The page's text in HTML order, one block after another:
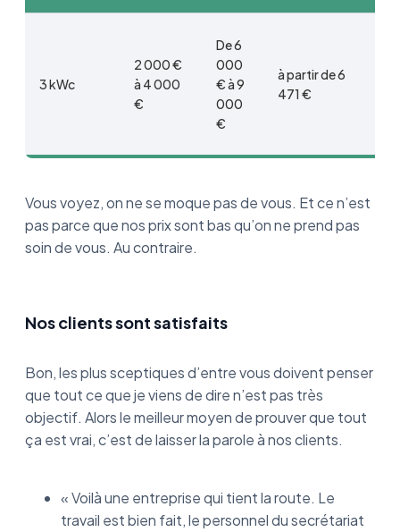
3 kWc
2 000 €
à 4 000
€
De 6
000
€ à 9
000
€
à partir de 6
471 €
Vous voyez, on ne se moque pas de vous. Et ce n’est
pas parce que nos prix sont bas qu’on ne prend pas
soin de vous. Au contraire.
Nos clients sont satisfaits
Bon, les plus sceptiques d’entre vous doivent penser
que tout ce que je viens de dire n’est pas très
objectif. Alors le meilleur moyen de prouver que tout
ça est vrai, c’est de laisser la parole à nos clients.
« Voilà une entreprise qui tient la route. Le
travail est bien fait, le personnel du secrétariat